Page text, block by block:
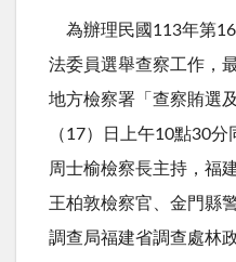
為辦理民國113年第
法委員選舉查察工作，
地方檢察署「查察賄選
（17）日上午10點30
周士榆檢察長主持，福
王柏敦檢察官、金門縣
調查局福建省調查處林